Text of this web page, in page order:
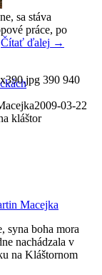
sa stáva
práce, po
Čítať ďalej →
390 940
2009-03-22
kláštor
Macejka
syna boha mora
nachádzala v
na Kláštornom